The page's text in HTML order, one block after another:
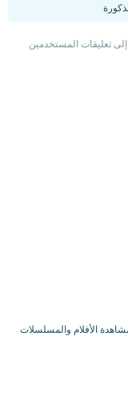
تعليقات المستخدمين
الأفلام والمسلسلات